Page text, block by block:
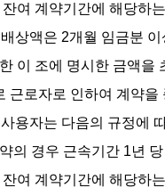
여 계약기간에 해당하
상액은 2개월 임금분
이 조에 명시한 금액을
근로자로 인하여 계약
용자는 다음의 규정에
의 경우 근속기간 1년
여 계약기간에 해당하